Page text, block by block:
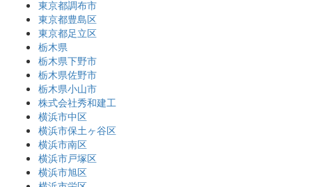
東京都調布市
東京都豊島区
東京都足立区
栃木県
栃木県下野市
栃木県佐野市
栃木県小山市
株式会社秀和建工
横浜市中区
横浜市保土ヶ谷区
横浜市南区
横浜市戸塚区
横浜市旭区